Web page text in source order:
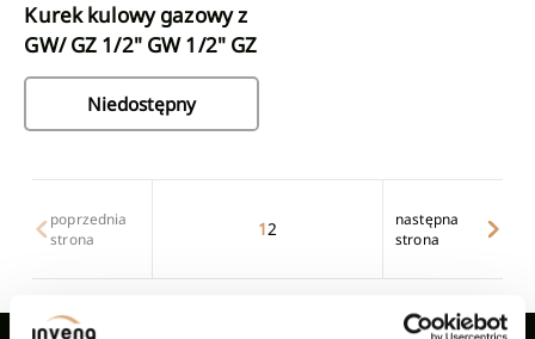
Kurek kulowy gazowy z
GW/ GZ 1/2" GW 1/2" GZ
Niedostępny
poprzednia
strona
12
następna
strona